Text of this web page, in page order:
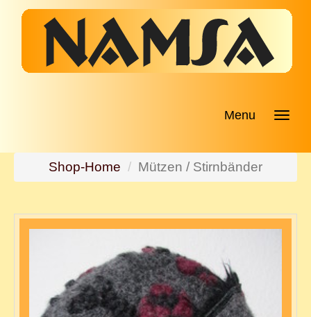
Menu
Shop-Home Mützen / Stirnbänder